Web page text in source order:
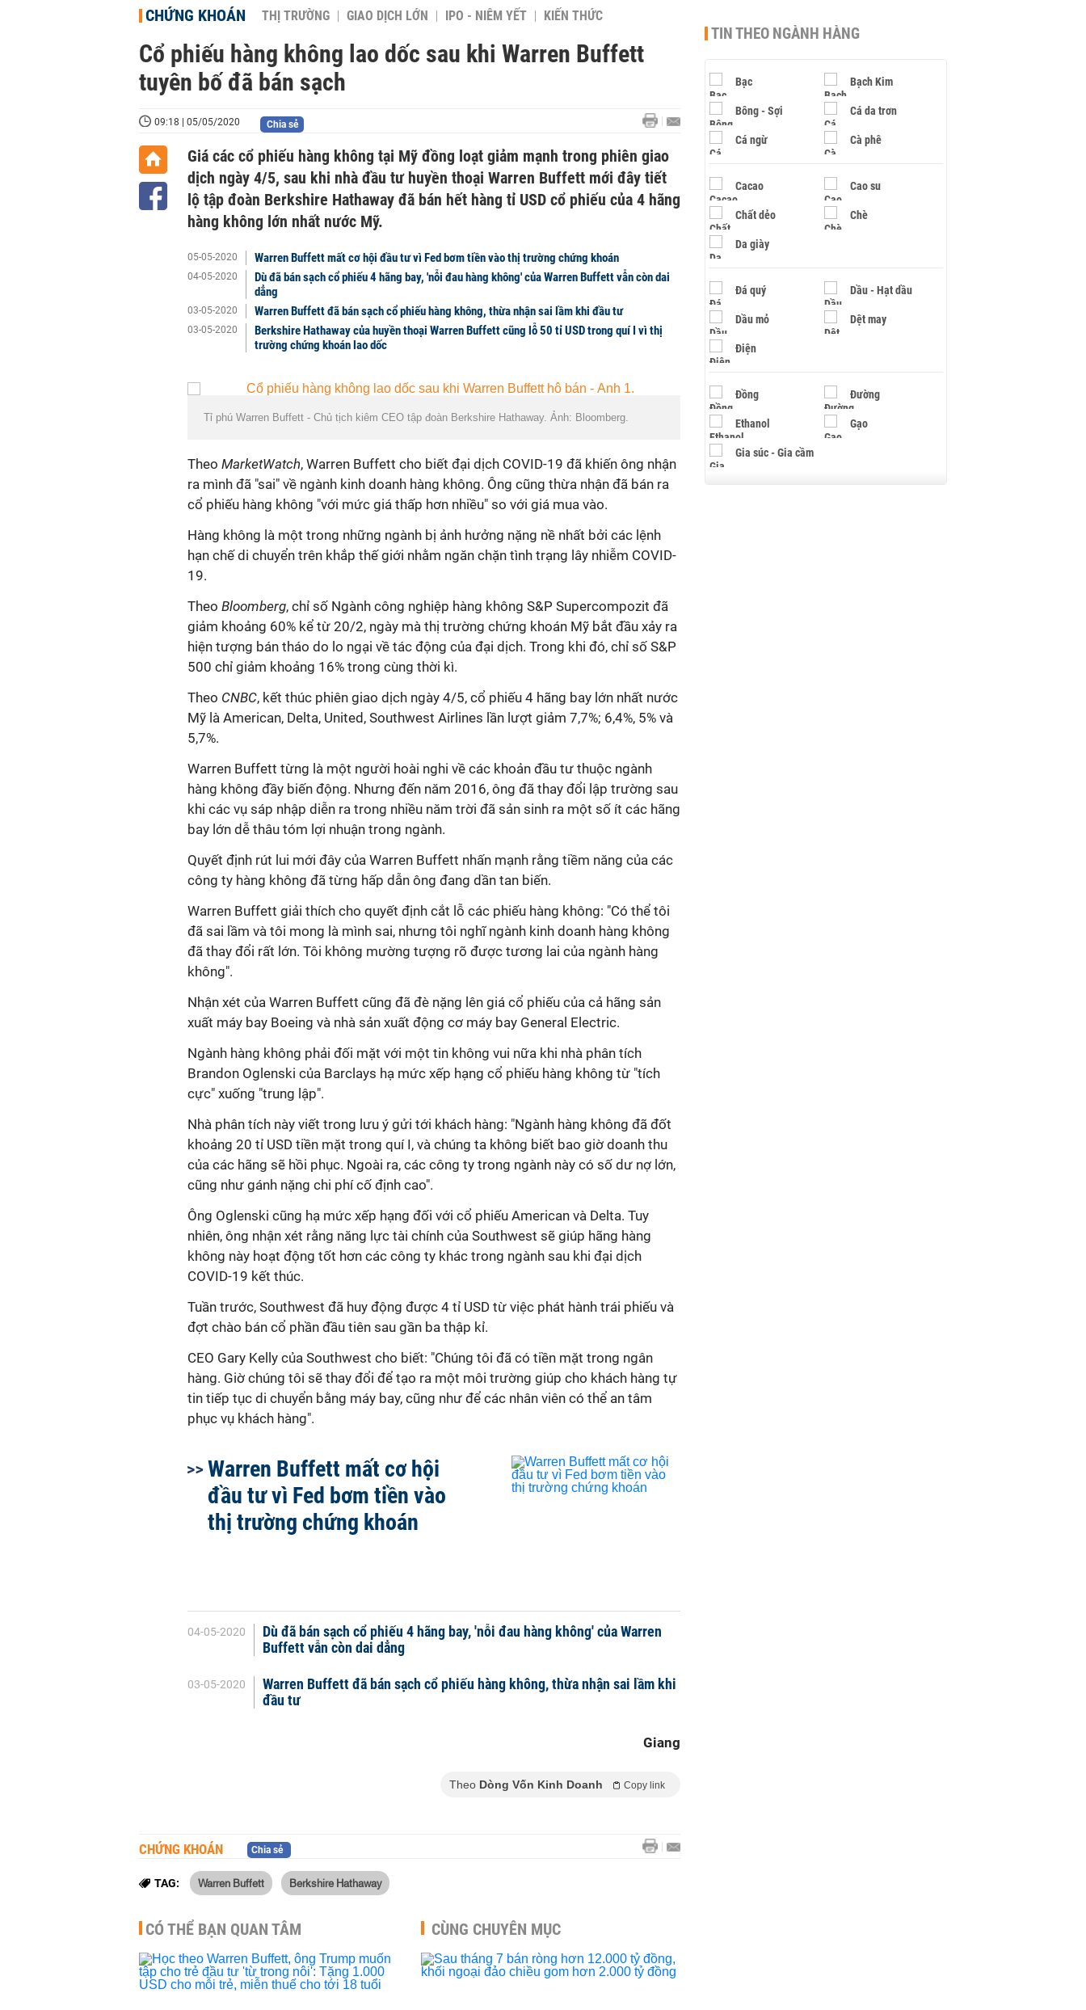
CHỨNG KHOÁN THỊ TRƯỜNG GIAO DỊCH LỚN IPO - NIÊM YẾT KIẾN THỨC
Cổ phiếu hàng không lao dốc sau khi Warren Buffett
tuyên bố đã bán sạch
09:18 | 05/05/2020 Chia sẻ
Giá các cổ phiếu hàng không tại Mỹ đồng loạt giảm mạnh trong phiên giao
dịch ngày 4/5, sau khi nhà đầu tư huyền thoại Warren Buffett mới đây tiết
lộ tập đoàn Berkshire Hathaway đã bán hết hàng tỉ USD cổ phiếu của 4 hãng
hàng không lớn nhất nước Mỹ.
05-05-2020 Warren Buffett mất cơ hội đầu tư vì Fed bơm tiền vào thị trường chứng khoán
04-05-2020
Dù đã bán sạch cổ phiếu 4 hãng bay, 'nỗi đau hàng không' của Warren Buffett vẫn còn dai
dẳng
03-05-2020 Warren Buffett đã bán sạch cổ phiếu hàng không, thừa nhận sai lầm khi đầu tư
03-05-2020
Berkshire Hathaway của huyền thoại Warren Buffett cũng lỗ 50 tỉ USD trong quí I vì thị
trường chứng khoán lao dốc
Tỉ phú Warren Buffett - Chủ tịch kiêm CEO tập đoàn Berkshire Hathaway. Ảnh: Bloomberg.
Theo MarketWatch, Warren Buffett cho biết đại dịch COVID-19 đã khiến ông nhận
ra mình đã "sai" về ngành kinh doanh hàng không. Ông cũng thừa nhận đã bán ra
cổ phiếu hàng không "với mức giá thấp hơn nhiều" so với giá mua vào.
Hàng không là một trong những ngành bị ảnh hưởng nặng nề nhất bởi các lệnh
hạn chế di chuyển trên khắp thế giới nhằm ngăn chặn tình trạng lây nhiễm COVID-
19.
Theo Bloomberg, chỉ số Ngành công nghiệp hàng không S&P Supercompozit đã
giảm khoảng 60% kể từ 20/2, ngày mà thị trường chứng khoán Mỹ bắt đầu xảy ra
hiện tượng bán tháo do lo ngại về tác động của đại dịch. Trong khi đó, chỉ số S&P
500 chỉ giảm khoảng 16% trong cùng thời kì.
Theo CNBC, kết thúc phiên giao dịch ngày 4/5, cổ phiếu 4 hãng bay lớn nhất nước
Mỹ là American, Delta, United, Southwest Airlines lần lượt giảm 7,7%; 6,4%, 5% và
5,7%.
Warren Buffett từng là một người hoài nghi về các khoản đầu tư thuộc ngành
hàng không đầy biến động. Nhưng đến năm 2016, ông đã thay đổi lập trường sau
khi các vụ sáp nhập diễn ra trong nhiều năm trời đã sản sinh ra một số ít các hãng
bay lớn dễ thâu tóm lợi nhuận trong ngành.
Quyết định rút lui mới đây của Warren Buffett nhấn mạnh rằng tiềm năng của các
công ty hàng không đã từng hấp dẫn ông đang dần tan biến.
Warren Buffett giải thích cho quyết định cắt lỗ các phiếu hàng không: "Có thể tôi
đã sai lầm và tôi mong là mình sai, nhưng tôi nghĩ ngành kinh doanh hàng không
đã thay đổi rất lớn. Tôi không mường tượng rõ được tương lai của ngành hàng
không".
Nhận xét của Warren Buffett cũng đã đè nặng lên giá cổ phiếu của cả hãng sản
xuất máy bay Boeing và nhà sản xuất động cơ máy bay General Electric.
Ngành hàng không phải đối mặt với một tin không vui nữa khi nhà phân tích
Brandon Oglenski của Barclays hạ mức xếp hạng cổ phiếu hàng không từ "tích
cực" xuống "trung lập".
Nhà phân tích này viết trong lưu ý gửi tới khách hàng: "Ngành hàng không đã đốt
khoảng 20 tỉ USD tiền mặt trong quí I, và chúng ta không biết bao giờ doanh thu
của các hãng sẽ hồi phục. Ngoài ra, các công ty trong ngành này có số dư nợ lớn,
cũng như gánh nặng chi phí cố định cao".
Ông Oglenski cũng hạ mức xếp hạng đối với cổ phiếu American và Delta. Tuy
nhiên, ông nhận xét rằng năng lực tài chính của Southwest sẽ giúp hãng hàng
không này hoạt động tốt hơn các công ty khác trong ngành sau khi đại dịch
COVID-19 kết thúc.
Tuần trước, Southwest đã huy động được 4 tỉ USD từ việc phát hành trái phiếu và
đợt chào bán cổ phần đầu tiên sau gần ba thập kỉ.
CEO Gary Kelly của Southwest cho biết: "Chúng tôi đã có tiền mặt trong ngân
hàng. Giờ chúng tôi sẽ thay đổi để tạo ra một môi trường giúp cho khách hàng tự
tin tiếp tục di chuyển bằng máy bay, cũng như để các nhân viên có thể an tâm
phục vụ khách hàng".
Warren Buffett mất cơ hội
đầu tư vì Fed bơm tiền vào
thị trường chứng khoán
04-05-2020
Dù đã bán sạch cổ phiếu 4 hãng bay, 'nỗi đau hàng không' của Warren
Buffett vẫn còn dai dẳng
03-05-2020
Warren Buffett đã bán sạch cổ phiếu hàng không, thừa nhận sai lầm khi
đầu tư
Giang
Theo Dòng Vốn Kinh Doanh Copy link
CHỨNG KHOÁN Chia sẻ
TAG: Warren Buffett Berkshire Hathaway
CÓ THỂ BẠN QUAN TÂM CÙNG CHUYÊN MỤC
TIN THEO NGÀNH HÀNG
Bạc Bạch Kim
Bông - Sợi Cá da trơn
Cá ngừ Cà phê
Cacao Cao su
Chất dẻo Chè
Da giày
Đá quý Dầu - Hạt dầu
Dầu mỏ Dệt may
Điện
Đồng Đường
Ethanol Gạo
Gia súc - Gia cầm